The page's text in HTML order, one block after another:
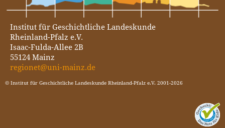
Institut für Geschichtliche Landeskunde
Rheinland-Pfalz e.V.
Isaac-Fulda-Allee 2B
55124 Mainz
regionet@uni-mainz.de
© Institut für Geschichtliche Landeskunde Rheinland-Pfalz e.V. 2001-2026